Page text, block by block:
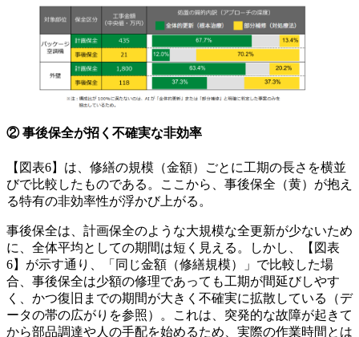
② 事後保全が招く不確実な非効率
【図表6】は、修繕の規模（金額）ごとに工期の長さを横並
びで比較したものである。ここから、事後保全（黄）が抱え
る特有の非効率性が浮かび上がる。
事後保全は、計画保全のような大規模な全更新が少ないため
に、全体平均としての期間は短く見える。しかし、【図表
6】が示す通り、「同じ金額（修繕規模）」で比較した場
合、事後保全は少額の修理であっても工期が間延びしやす
く、かつ復旧までの期間が大きく不確実に拡散している（デ
ータの帯の広がりを参照）。これは、突発的な故障が起きて
から部品調達や人の手配を始めるため、実際の作業時間とは